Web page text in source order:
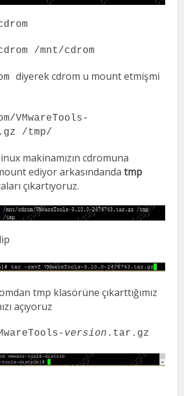
/mnt/cdrom
diyerek cdrom u mount etmişmi
VMwareTools-
/tmp/
makinamızın cdromuna
ediyor arkasındandatmp
çıkartıyoruz.
tmp klasörüne çıkarttığımız
açıyoruz
version .tar.gz